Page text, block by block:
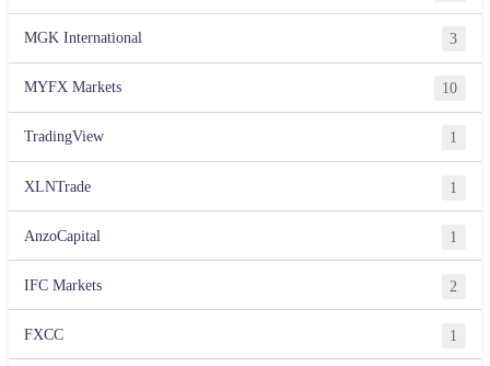
MGK International 3
MYFX Markets 10
TradingView 1
XLNTrade 1
AnzoCapital 1
IFC Markets 2
FXCC 1